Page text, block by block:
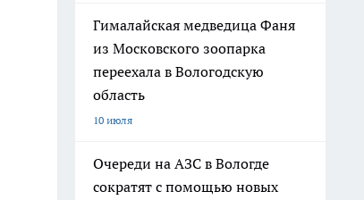
Гималайская медведица Фаня
из Московского зоопарка
переехала в Вологодскую
область
10 июля
Очереди на АЗС в Вологде
сократят с помощью новых